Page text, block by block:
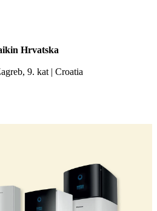
Hrvatska
9. kat | Croatia